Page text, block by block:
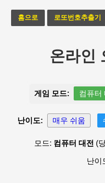
홈으로 로또번호추출기
온라인
게임 모드: 컴퓨터
난이도: 매우 쉬움
모드: 컴퓨터 대전 (
난이